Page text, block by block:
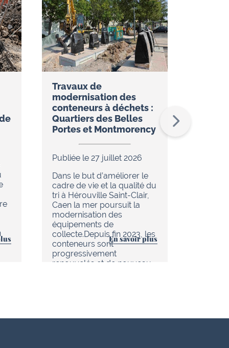
Travaux de
modernisation des
conteneurs à déchets :
Quartiers des Belles
Portes et Montmorency
Publiée le 27 juillet 2026
Dans le but d’améliorer le
cadre de vie et la qualité du
tri à Hérouville Saint-Clair,
Caen la mer poursuit la
modernisation des
équipements de
collecte.Depuis fin 2023, les
conteneurs sont
progressivement
renouvelés et de nouveau…
En savoir plus